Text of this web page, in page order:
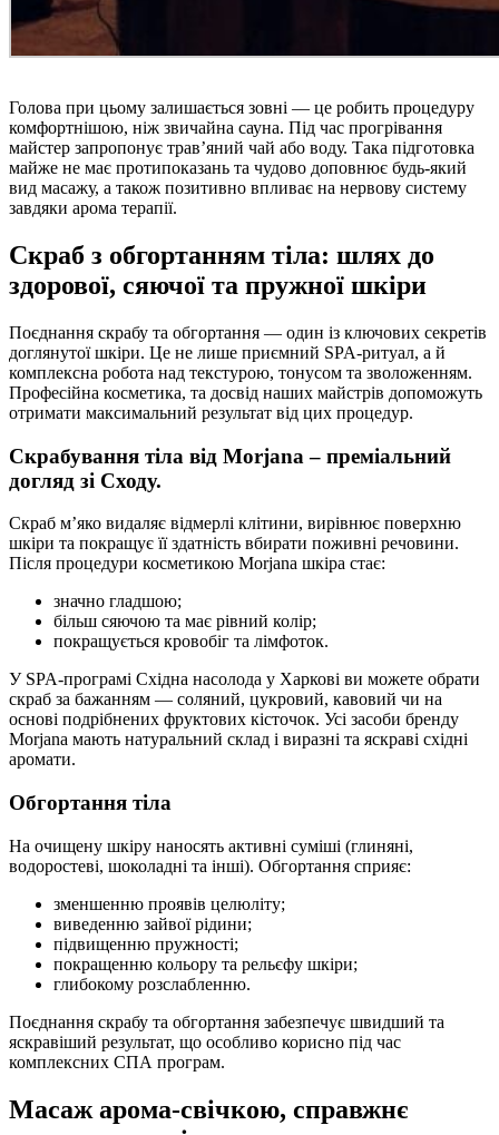
Голова при цьому залишається зовні — це робить процедуру
комфортнішою, ніж звичайна сауна. Під час прогрівання
майстер запропонує трав’яний чай або воду. Така підготовка
майже не має протипоказань та чудово доповнює будь-який
вид масажу, а також позитивно впливає на нервову систему
завдяки арома терапії.
Скраб з обгортанням тіла: шлях до
здорової, сяючої та пружної шкіри
Поєднання скрабу та обгортання — один із ключових секретів
доглянутої шкіри. Це не лише приємний SPA-ритуал, а й
комплексна робота над текстурою, тонусом та зволоженням.
Професійна косметика, та досвід наших майстрів допоможуть
отримати максимальний результат від цих процедур.
Скрабування тіла від Morjana – преміальний
догляд зі Сходу.
Скраб м’яко видаляє відмерлі клітини, вирівнює поверхню
шкіри та покращує її здатність вбирати поживні речовини.
Після процедури косметикою Morjana шкіра стає:
значно гладшою;
більш сяючою та має рівний колір;
покращується кровобіг та лімфоток.
У SPA-програмі Східна насолода у Харкові ви можете обрати
скраб за бажанням — соляний, цукровий, кавовий чи на
основі подрібнених фруктових кісточок. Усі засоби бренду
Morjana мають натуральний склад і виразні та яскраві східні
аромати.
Обгортання тіла
На очищену шкіру наносять активні суміші (глиняні,
водоростеві, шоколадні та інші). Обгортання сприяє:
зменшенню проявів целюліту;
виведенню зайвої рідини;
підвищенню пружності;
покращенню кольору та рельєфу шкіри;
глибокому розслабленню.
Поєднання скрабу та обгортання забезпечує швидший та
яскравіший результат, що особливо корисно під час
комплексних СПА програм.
Масаж арома-свічкою, справжнє